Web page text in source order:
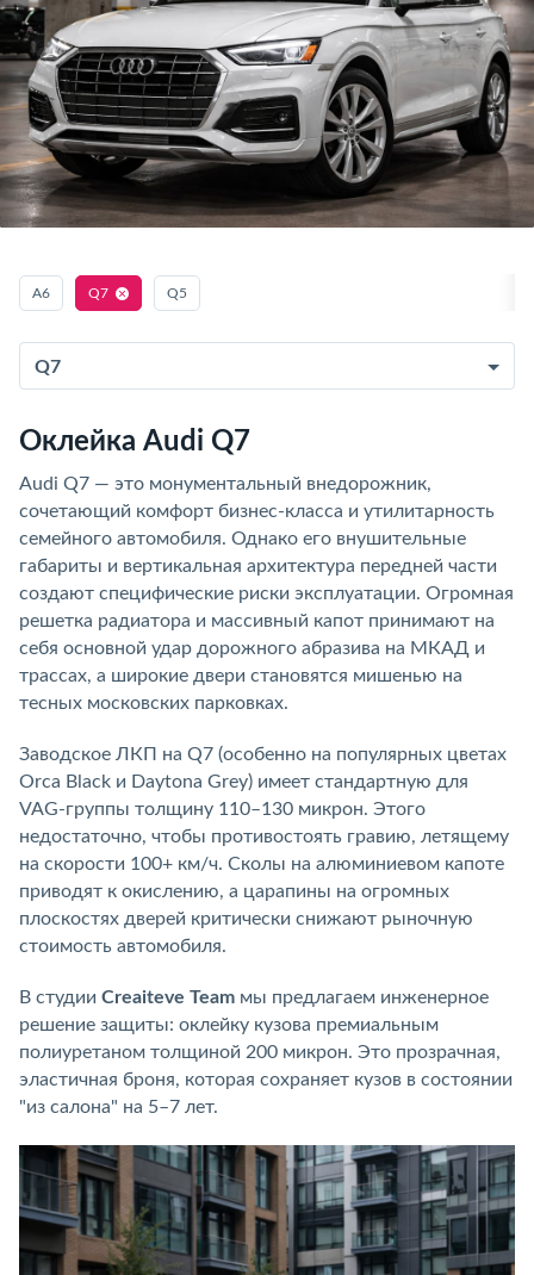
A6 Q7 Q5
Q7
Оклейка Audi Q7
Audi Q7 — это монументальный внедорожник,
сочетающий комфорт бизнес-класса и утилитарность
семейного автомобиля. Однако его внушительные
габариты и вертикальная архитектура передней части
создают специфические риски эксплуатации. Огромная
решетка радиатора и массивный капот принимают на
себя основной удар дорожного абразива на МКАД и
трассах, а широкие двери становятся мишенью на
тесных московских парковках.
Заводское ЛКП на Q7 (особенно на популярных цветах
Orca Black и Daytona Grey) имеет стандартную для
VAG-группы толщину 110–130 микрон. Этого
недостаточно, чтобы противостоять гравию, летящему
на скорости 100+ км/ч. Сколы на алюминиевом капоте
приводят к окислению, а царапины на огромных
плоскостях дверей критически снижают рыночную
стоимость автомобиля.
В студии Creaiteve Team мы предлагаем инженерное
решение защиты: оклейку кузова премиальным
полиуретаном толщиной 200 микрон. Это прозрачная,
эластичная броня, которая сохраняет кузов в состоянии
"из салона" на 5–7 лет.